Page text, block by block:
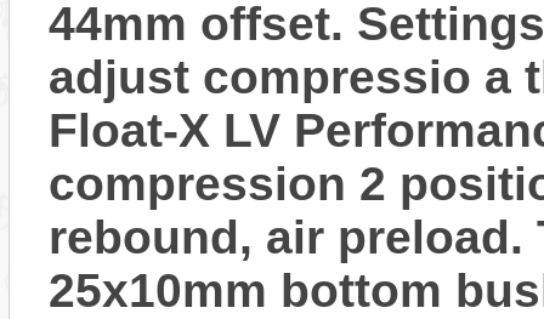
44mm offset.
adjust compressio a
Float-X LV
compression 2
rebound, air
25x10mm bottom